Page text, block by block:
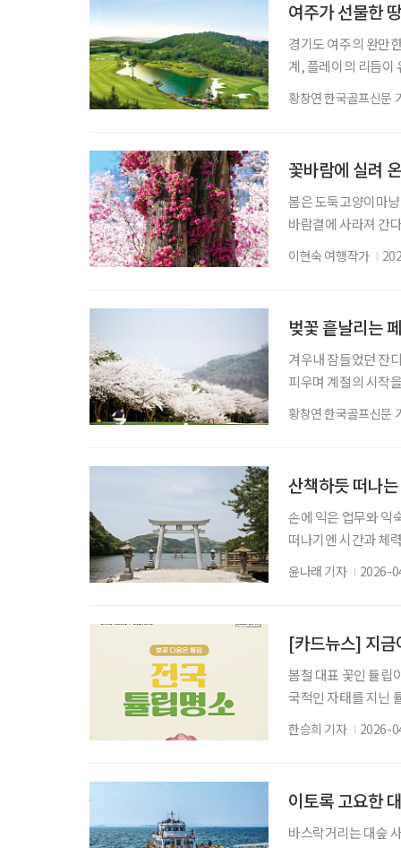
여주가 선물한
경기도 여주의 완만
계, 플레이의 리듬이
2011년 유서 깊은
의 회원제 골프장
황창연 한국골프신문
꽃바람에 실려
봄은 도둑고양이마
바람결에 사라져 간
한다. 바야흐로 꽃
한 병, 교통카드 한
이현숙 여행작가
벚꽃 흩날리는
겨우내 잠들었던 잔
피우며 계절의 시작
골프장으로 향하게
컨트리클럽(CC)이
황창연 한국골프신문
산책하듯 떠나
손에 익은 업무와 익
떠나기엔 시간과 체
여행이 필요하다.
시 들여다본다. 반
윤나래 기자 2026-
[카드뉴스] 지금
봄철 대표 꽃인 튤립
국적인 자태를 지닌
지로 제격이다. 현
형 축제, 도심 근교
한승희 기자 2026-
이토록 고요한
바스락거리는 대숲